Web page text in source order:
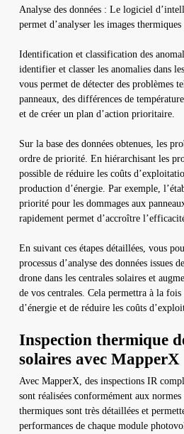
Analyse des données : Le logiciel
permet d’analyser les images
Identification et classification des
identifier et classer les anomalies dans
vous permet de détecter des problèmes
panneaux, des différences de
et de créer un plan d’action prioritaire.
Sur la base des données obtenues, les
ordre de priorité. En hiérarchisant les
possible de réduire les coûts
production d’énergie. Par exemple,
priorité pour les dommages aux
rapidement permet d’accroître
En suivant ces étapes détaillées, vous
processus d’analyse des données issues
drone dans les centrales solaires et
de vos centrales. Cela permettra à la
d’énergie et de réduire les coûts
Inspection thermique
solaires avec MapperX
Avec MapperX, des inspections IR
sont réalisées conformément aux
thermiques sont très détaillées et
performances de chaque module